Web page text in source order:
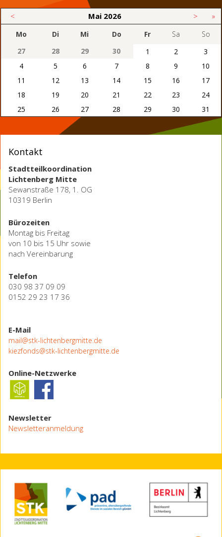
< Mai 2026 > »
Mo Di Mi Do Fr Sa
So
27
28 29 30 1 2
3
4
5 6 7 8 9
10
11
12 13 14 15 16
17
18
19 20 21 22 23
24
25
26 27 28 29 30 31
Kontakt
Stadtteilkoordination
Lichtenberg Mitte
Sewanstraße 178, 1. OG
10319 Berlin
Bürozeiten
Montag bis Freitag
von 10 bis 15 Uhr sowie
nach Vereinbarung
Telefon
030 98 37 09 09
0152 29 23 17 36
E-Mail
mail@stk-lichtenbergmitte.de
kiezfonds@stk-lichtenbergmitte.de
Online-Netzwerke
Newsletter
Newsletteranmeldung